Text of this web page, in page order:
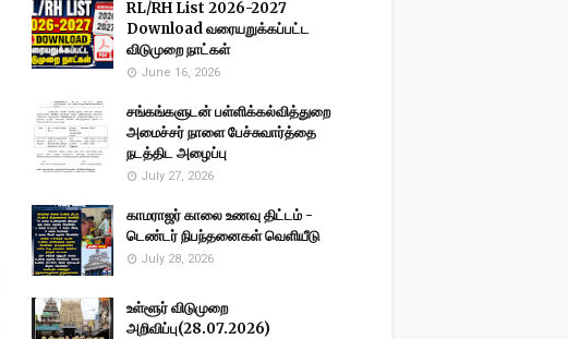
RL/RH List 2026-2027
Download வரையறுக்கப்பட்ட
விடுமுறை நாட்கள்
June 16, 2026
சங்கங்களுடன் பள்ளிக்கல்வித்துறை
அமைச்சர் நாளை பேச்சுவார்த்தை
நடத்திட அழைப்பு
July 27, 2026
காமராஜர் காலை உணவு திட்டம் -
டெண்டர் நிபந்தனைகள் வெளியீடு
July 28, 2026
உள்ளூர் விடுமுறை
அறிவிப்பு(28.07.2026)